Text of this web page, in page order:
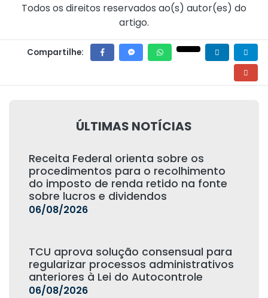
Todos os direitos reservados ao(s) autor(es) do
artigo.
Compartilhe:
ÚLTIMAS NOTÍCIAS
Receita Federal orienta sobre os
procedimentos para o recolhimento
do imposto de renda retido na fonte
sobre lucros e dividendos
06/08/2026
TCU aprova solução consensual para
regularizar processos administrativos
anteriores à Lei do Autocontrole
06/08/2026